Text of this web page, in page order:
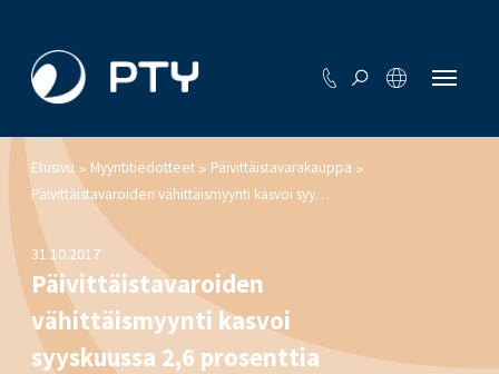
Etusivu> Myyntitiedotteet > Päivittäistavarakauppa >
Päivittäistavaroiden vähittäismyynti kasvoi syyskuussa 2,6 prosenttia edellisvuodesta
31.10.2017
Päivittäistavaroiden
vähittäismyynti kasvoi
syyskuussa 2,6 prosenttia